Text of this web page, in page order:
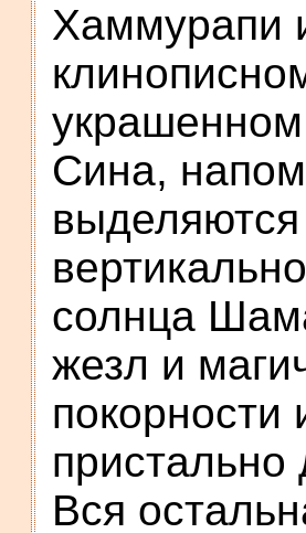
Хаммурапи
Сина,
солнца
жезл и
пристально
Вся